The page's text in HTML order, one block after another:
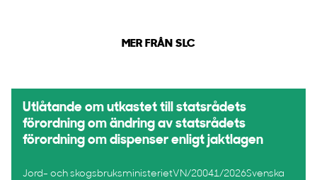
MER FRÅN SLC
Utlåtande om utkastet till statsrådets
förordning om ändring av statsrådets
förordning om dispenser enligt jaktlagen
Jord- och skogsbruksministerietVN/20041/2026Svenska